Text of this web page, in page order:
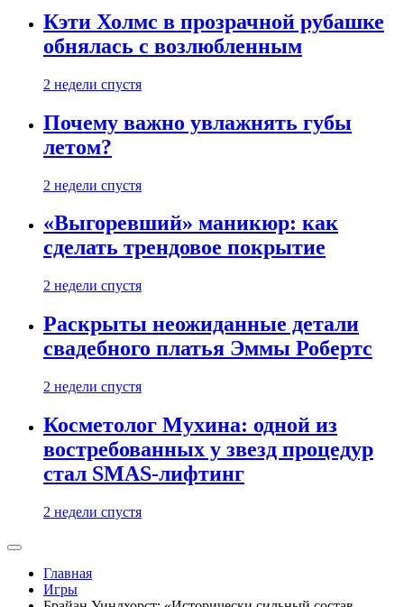
Кэти Холмс в прозрачной рубашке
обнялась с возлюбленным
2 недели спустя
Почему важно увлажнять губы
летом?
2 недели спустя
«Выгоревший» маникюр: как
сделать трендовое покрытие
2 недели спустя
Раскрыты неожиданные детали
свадебного платья Эммы Робертс
2 недели спустя
Косметолог Мухина: одной из
востребованных у звезд процедур
стал SMAS-лифтинг
2 недели спустя
Главная
Игры